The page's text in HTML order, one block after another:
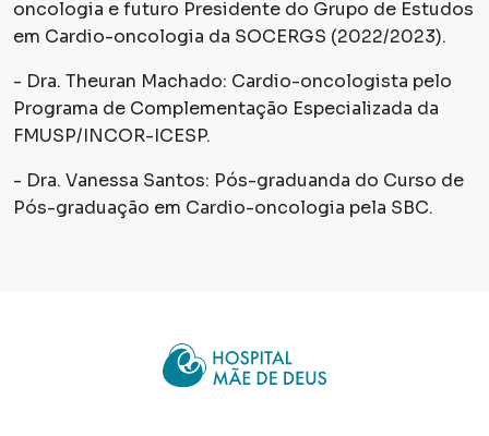
oncologia e futuro Presidente do Grupo de Estudos
em Cardio-oncologia da SOCERGS (2022/2023).
- Dra. Theuran Machado: Cardio-oncologista pelo
Programa de Complementação Especializada da
FMUSP/INCOR-ICESP.
- Dra. Vanessa Santos: Pós-graduanda do Curso de
Pós-graduação em Cardio-oncologia pela SBC.